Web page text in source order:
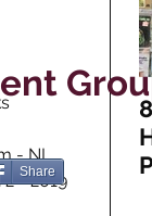
- NL
- 2019
Share